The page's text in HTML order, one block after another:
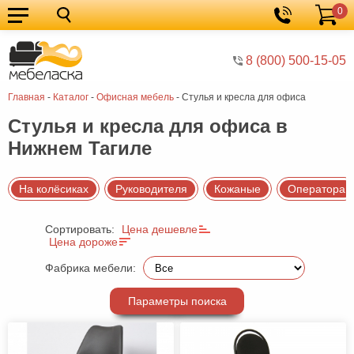
8 (800) 500-15-05
Корзина
0
Главная - Каталог - Офисная мебель - Стулья и кресла для офиса
Кухонные
гарнитуры
Мебель
для
кухни
Мебель
для
спальни
Кровати
Шкафы
Диваны
Мягкая
Мебель
Стулья и кресла для офиса в
Нижнем Тагиле
На колёсиках Руководителя Кожаные Оператора
Сортировать:
Цена дешевле
Цена дороже
Фабрика мебели:
Параметры поиска